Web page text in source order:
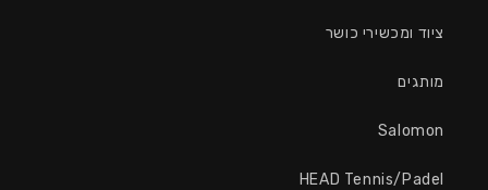
ציוד ומכשירי כושר
מותגים
Salomon
HEAD Tennis/Padel